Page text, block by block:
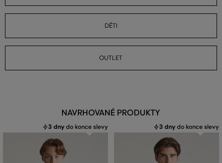
DĚTI
OUTLET
NAVRHOVANÉ PRODUKTY
3 dny do konce slevy 3 dny do konce slevy